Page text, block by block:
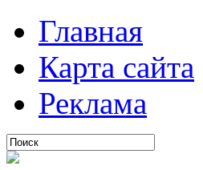
Главная
Карта сайта
Реклама